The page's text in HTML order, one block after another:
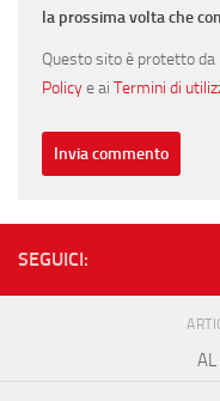
la prossima volta che
Questo sito è protetto da
Policye ai Termini di
SEGUICI: